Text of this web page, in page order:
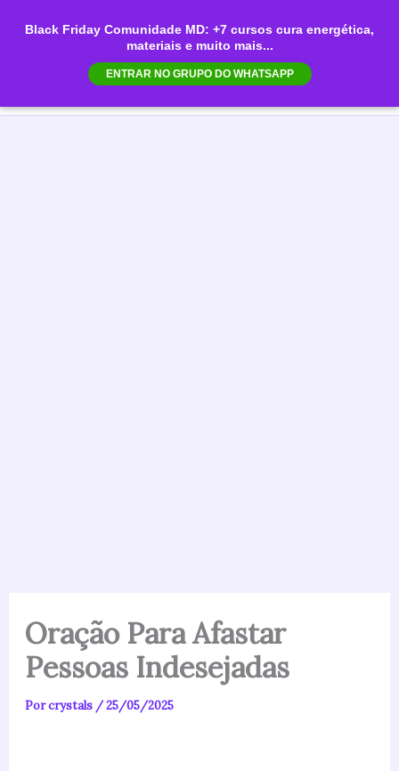
Black Friday Comunidade MD: +7 cursos cura energética,
materiais e muito mais...
ENTRAR NO GRUPO DO WHATSAPP
para
Oração Para Afastar
Pessoas Indesejadas
Porcrystals /25/05/2025